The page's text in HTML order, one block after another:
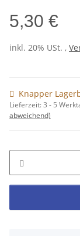
5,30 €
inkl. 20% USt. ,
Knapper
Lieferzeit:3 - 5
abweichend)